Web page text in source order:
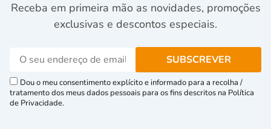
Receba em primeira mão as novidades, promoções
exclusivas e descontos especiais.
Dou o meu consentimento explícito e informado para a recolha /
tratamento dos meus dados pessoais para os fins descritos na Política
de Privacidade.